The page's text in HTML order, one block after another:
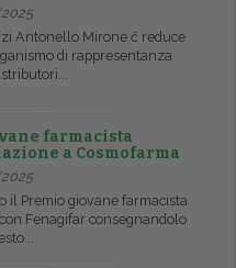
Antonello Mirone č reduce
di rappresentanza
farmacista
a Cosmofarma
il Premio giovane farmacista
Fenagifar consegnandolo